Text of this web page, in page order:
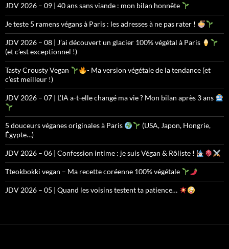
JDV 2026 – 09 | 40 ans sans viande : mon bilan honnête
Je teste 5 ramens végans à Paris : les adresses à ne pas rater !
JDV 2026 – 08 | J’ai découvert un glacier 100% végétal à Paris
(et c’est exceptionnel !)
Tasty Crousty Vegan
- Ma version végétale de la tendance (et
c’est meilleur !)
JDV 2026 – 07 | L’IA a-t-elle changé ma vie ? Mon bilan après 3 ans
5 douceurs véganes originales à Paris
(USA, Japon, Hongrie,
Égypte…)
JDV 2026 – 06 | Confession intime : je suis Végan & Rôliste !
Tteokbokki vegan – Ma recette coréenne 100% végétale
JDV 2026 – 05 | Quand les voisins testent ta patience…